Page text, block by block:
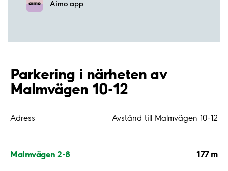
Aimo app
Parkering i närheten av
Malmvägen 10-12
Adress Avstånd till Malmvägen 10-12
Malmvägen 2-8 177 m